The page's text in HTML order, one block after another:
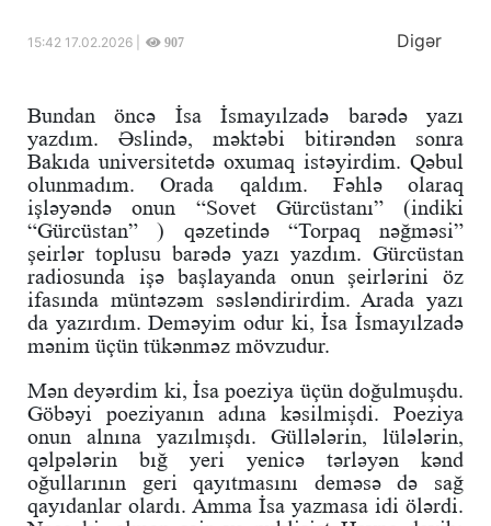
15:42 17.02.2026 | 907 Digər
Bundan öncə İsa İsmayılzadə barədə yazı
yazdım. Əslində, məktəbi bitirəndən sonra
Bakıda universitetdə oxumaq istəyirdim. Qəbul
olunmadım. Orada qaldım. Fəhlə olaraq
işləyəndə onun “Sovet Gürcüstanı” (indiki
“Gürcüstan” ) qəzetində “Torpaq nəğməsi”
şeirlər toplusu barədə yazı yazdım. Gürcüstan
radiosunda işə başlayanda onun şeirlərini öz
ifasında müntəzəm səsləndirirdim. Arada yazı
da yazırdım. Deməyim odur ki, İsa İsmayılzadə
mənim üçün tükənməz mövzudur.
Mən deyərdim ki, İsa poeziya üçün doğulmuşdu.
Göbəyi poeziyanın adına kəsilmişdi. Poeziya
onun alnına yazılmışdı. Güllələrin, lülələrin,
qəlpələrin bığ yeri yenicə tərləyən kənd
oğullarının geri qayıtmasını deməsə də sağ
qayıdanlar olardı. Amma İsa yazmasa idi ölərdi.